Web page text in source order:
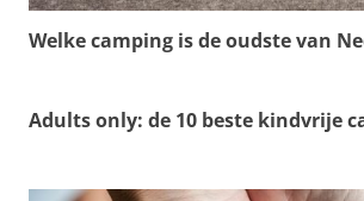
Welke camping is de oudste van
Adults only: de 10 beste kindvrije